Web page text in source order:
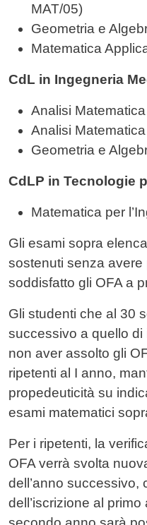
MAT/05)
Geometria e
Matematica
CdL in Ingegneria
Analisi
Analisi
Geometria e
CdLP in Tecnologie
Matematica per
Gli esami sopra
sostenuti senza avere
soddisfatto gli OFA a
Gli studenti che al 30
successivo a quello di
non aver assolto gli
ripetenti al I anno,
propedeuticità su
esami matematici
Per i ripetenti, la
OFA verrà svolta
dell’anno successivo,
dell’iscrizione al primo